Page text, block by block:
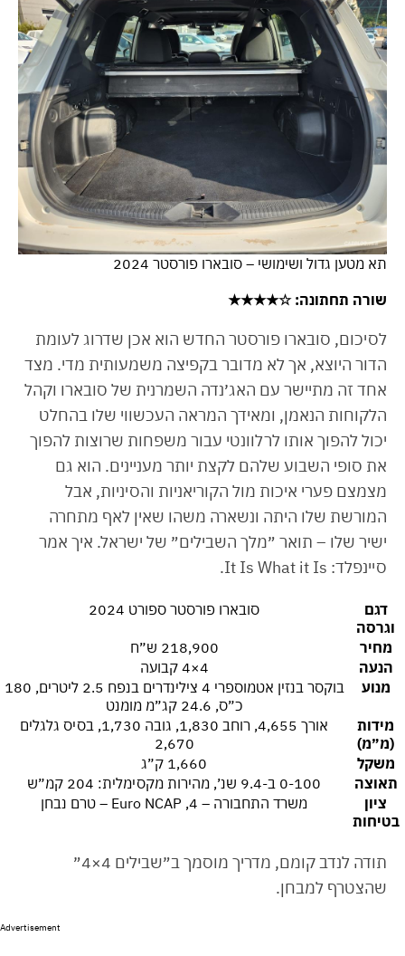
תא מטען גדול ושימושי – סובארו פורסטר 2024
שורה תחתונה: ☆★★★★
לסיכום, סובארו פורסטר החדש הוא אכן שדרוג לעומת
הדור היוצא, אך לא מדובר בקפיצה משמעותית מדי. מצד
אחד זה מתיישר עם האג׳נדה השמרנית של סובארו וקהל
הלקוחות הנאמן, ומאידך המראה העכשווי שלו בהחלט
יכול להפוך אותו לרלוונטי עבור משפחות שרוצות להפוך
את סופי השבוע שלהם לקצת יותר מעניינים. הוא גם
מצמצם פערי איכות מול הקוריאניות והסיניות, אבל
המורשת שלו היתה ונשארה משהו שאין לאף מתחרה
ישיר שלו – תואר ״מלך השבילים״ של ישראל. איך אמר
סיינפלד: It Is What it Is.
דגם
וגרסה
סובארו פורסטר ספורט 2024
מחיר
218,900 ש״ח
הנעה
4×4 קבועה
מנוע
בוקסר בנזין אטמוספרי 4 צילינדרים בנפח 2.5 ליטרים, 180
כ״ס, 24.6 קג״מ מומנט
מידות
(מ״מ)
אורך 4,655, רוחב 1,830, גובה 1,730, בסיס גלגלים
2,670
משקל
1,660 ק״ג
תאוצה
0-100 ב-9.4 שנ׳, מהירות מקסימלית: 204 קמ״ש
ציון
בטיחות
משרד התחבורה – 4, Euro NCAP – טרם נבחן
תודה לנדב קומם, מדריך מוסמך ב״שבילים 4×4״
שהצטרף למבחן.
Advertisement